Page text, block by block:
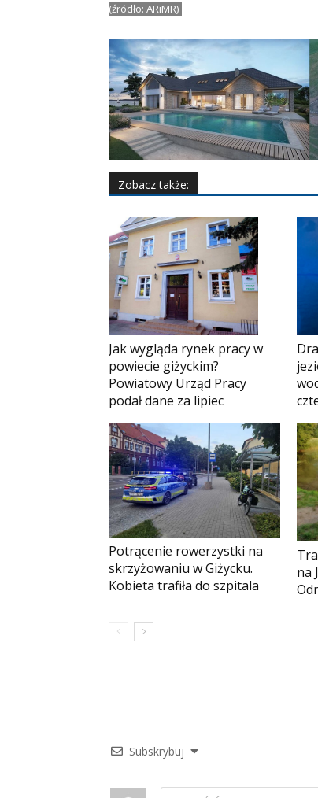
(źródło: ARiMR)
Zobacz także:
Jak wygląda rynek pracy w
powiecie giżyckim?
Powiatowy Urząd Pracy
podał dane za lipiec
Potrącenie rowerzystki na
skrzyżowaniu w Giżycku.
Kobieta trafiła do szpitala
na
Subskrybuj